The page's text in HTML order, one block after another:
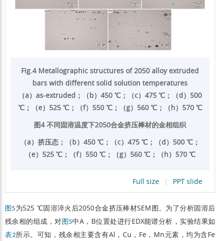
Fig.4 Metallographic structures of 2050 alloy extruded
bars with different solid solution temperatures
（a）as-extruded；（b）450 ℃；（c）475 ℃；（d）500
℃；（e）525 ℃；（f）550 ℃；（g）560 ℃；（h）570 ℃
图4 不同固溶温度下2050合金挤压棒材的金相组织
（a）挤压态；（b）450 ℃；（c）475 ℃；（d）500 ℃；
（e）525 ℃；（f）550 ℃；（g）560 ℃；（h）570 ℃
Full size | PPT slide
图5为525 ℃固溶淬火后2050合金挤压棒材SEM图。为了分析固溶后
残余相的组成，对 图5中A，B位置处进行EDX能谱分析，实验结果如
表2所示。可知，残余相主要含有Al，Cu，Fe，Mn元素，均为含Fe